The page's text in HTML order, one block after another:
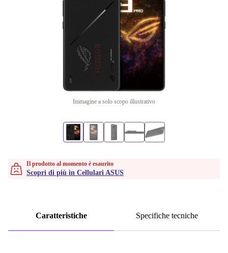
Immagine a solo scopo illustrativo
Il prodotto al momento è esaurito
Scopri di più in Cellulari ASUS
Caratteristiche Specifiche tecniche